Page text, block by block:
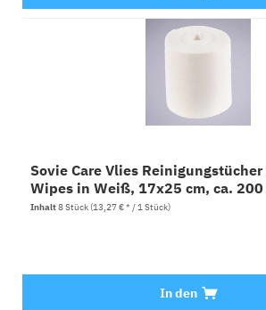
Sovie Care Vlies
Wipes in Weiß, 17x25 cm, ca.
Stück
Inhalt8 Stück(13,27 € * / 1 Stück)
In den